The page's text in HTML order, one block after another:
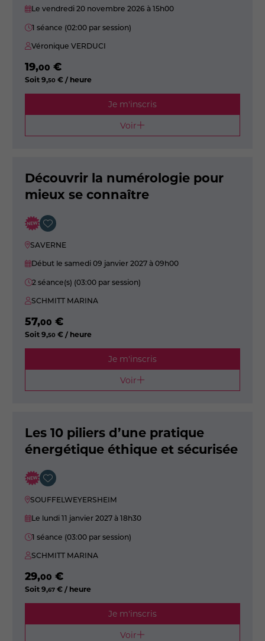
Le vendredi 20 novembre 2026 à 15h00
1 séance (02:00 par session)
Véronique VERDUCI
19,00 €
Soit9,50 € / heure
Je m'inscris
Voir
Découvrir la numérologie pour
mieux se connaître
SAVERNE
Début le samedi 09 janvier 2027à 09h00
2 séance(s) (03:00 par session)
SCHMITT MARINA
57,00 €
Soit9,50 € / heure
Je m'inscris
Voir
Les 10 piliers d’une pratique
énergétique éthique et sécurisée
SOUFFELWEYERSHEIM
Le lundi 11 janvier 2027à 18h30
1 séance (03:00 par session)
SCHMITT MARINA
29,00 €
Soit9,67 € / heure
Je m'inscris
Voir